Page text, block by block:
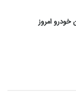
امروز